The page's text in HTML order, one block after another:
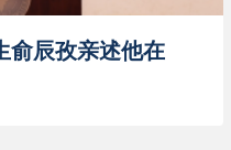
俞辰孜亲述他在